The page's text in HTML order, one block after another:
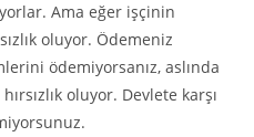
Ama eğer işçinin
oluyor. Ödemeniz
ödemiyorsanız, aslında
oluyor. Devlete karşı